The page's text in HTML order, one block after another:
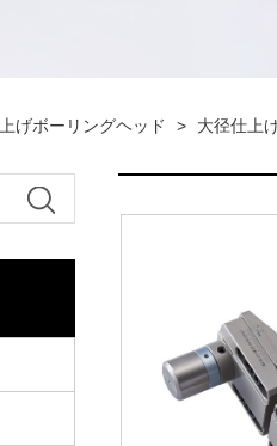
げボーリングヘッド > 大径仕上